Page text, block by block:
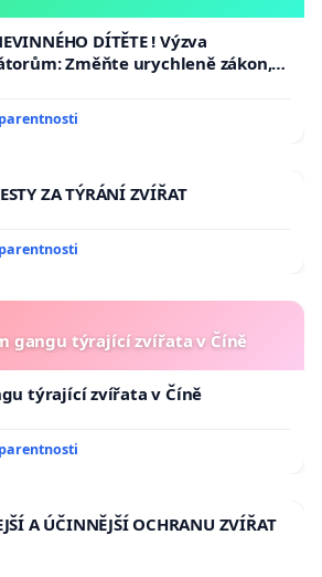
DÍTĚTE ! Výzva
Změňte urychleně zákon,
Viktorky už nemohla opakovat!
ZA TÝRÁNÍ ZVÍŘAT
gangu týrající zvířata v Číně
týrající zvířata v Číně
A ÚČINNĚJŠÍ OCHRANU ZVÍŘAT